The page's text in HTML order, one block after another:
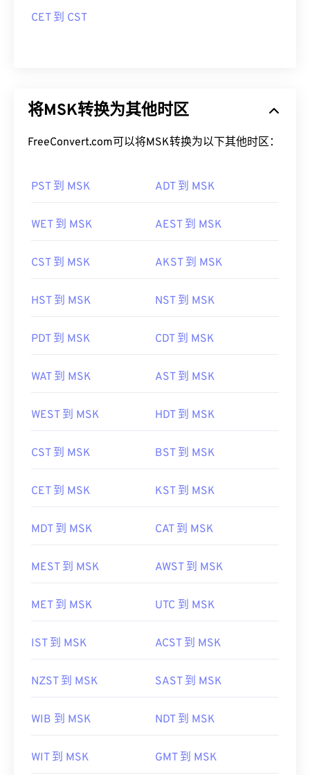
CET 到 CST
将MSK转换为其他时区
FreeConvert.com可以将MSK转换为以下其他时区：
PST 到 MSK ADT 到 MSK
WET 到 MSK AEST 到 MSK
CST 到 MSK AKST 到 MSK
HST 到 MSK NST 到 MSK
PDT 到 MSK CDT 到 MSK
WAT 到 MSK AST 到 MSK
WEST 到 MSK HDT 到 MSK
CST 到 MSK BST 到 MSK
CET 到 MSK KST 到 MSK
MDT 到 MSK CAT 到 MSK
MEST 到 MSK AWST 到 MSK
MET 到 MSK UTC 到 MSK
IST 到 MSK ACST 到 MSK
NZST 到 MSK SAST 到 MSK
WIB 到 MSK NDT 到 MSK
WIT 到 MSK GMT 到 MSK